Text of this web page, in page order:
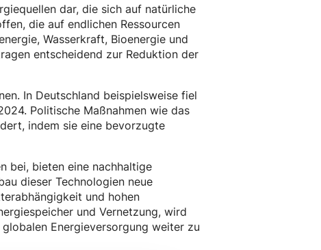
dar, die sich auf natürliche
die auf endlichen Ressourcen
Wasserkraft, Bioenergie und
entscheidend zur Reduktion der
In Deutschland beispielsweise fiel
Politische Maßnahmen wie das
indem sie eine bevorzugte
bei, bieten eine nachhaltige
dieser Technologien neue
und hohen
und Vernetzung, wird
Energieversorgung weiter zu